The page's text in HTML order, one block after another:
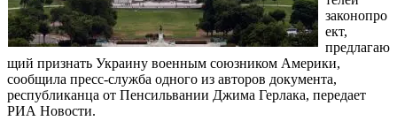
законопро
ект,
предлагаю
щий признать Украину военным союзником Америки,
сообщила пресс-служба одного из авторов документа,
республиканца от Пенсильвании Джима Герлака, передает
РИА Новости.